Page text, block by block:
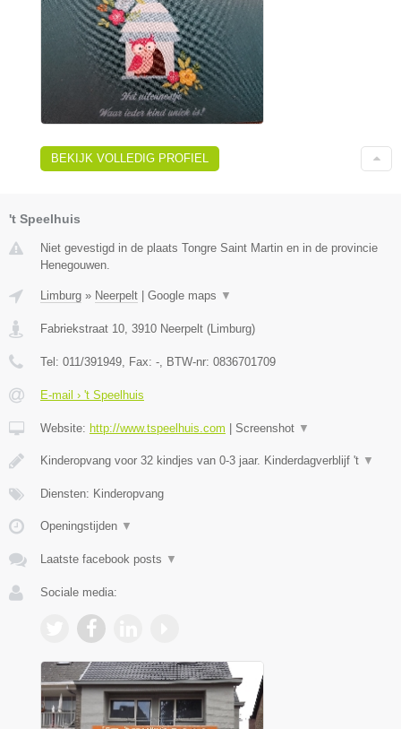
BEKIJK VOLLEDIG PROFIEL
't Speelhuis
Niet gevestigd in de plaats Tongre Saint Martin en in de provincie
Henegouwen.
Limburg » Neerpelt | Google maps ▼
Fabriekstraat 10 3910 Neerpelt (Limburg)
Tel: 011/391949 , Fax: - , BTW-nr: 0836701709
E-mail › 't Speelhuis
Website: http://www.tspeelhuis.com | Screenshot ▼
Kinderopvang voor 32 kindjes van 0-3 jaar. Kinderdagverblijf 't ▼
Diensten: Kinderopvang
Openingstijden ▼
Laatste facebook posts ▼
Sociale media: